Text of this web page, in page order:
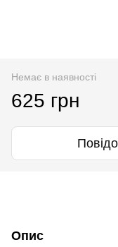
Немає в наявності
625 грн
Опис